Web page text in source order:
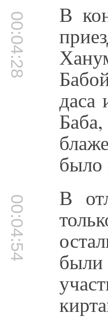
00:04:28 В
даса
было
00:04:54 В